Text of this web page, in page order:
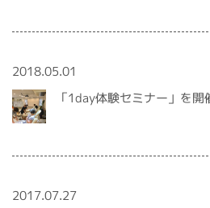
2018.05.01
「1day体験セミナー」を
2017.07.27